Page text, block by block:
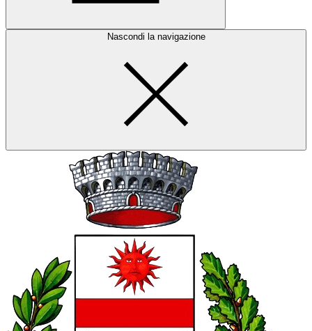
Nascondi la navigazione